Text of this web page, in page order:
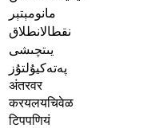
مانومېتېر
نقطالانطلاق
يىتچىشى
پەتەكيۇلتۇز
अंतरवर
करयलयचिवेळ
टिपपणियं